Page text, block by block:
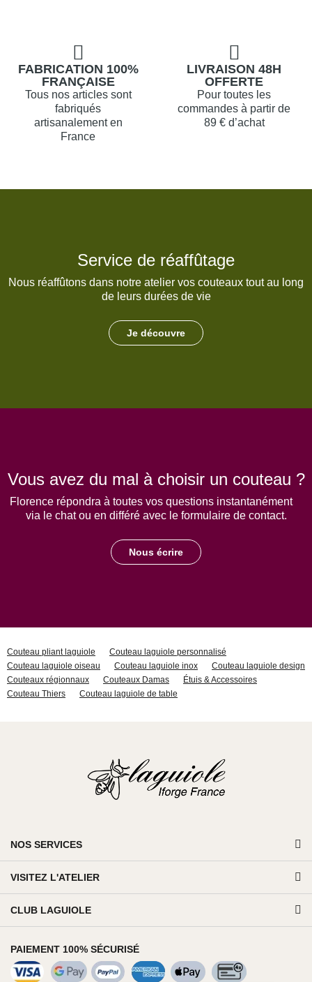
FABRICATION 100%
FRANÇAISE
Tous nos articles sont
fabriqués
artisanalement en
France
LIVRAISON 48H
OFFERTE
Pour toutes les
commandes à partir de
89 € d’achat
Service de réaffûtage
Nous réaffûtons dans notre atelier vos couteaux tout au long
de leurs durées de vie
Je découvre
Vous avez du mal à choisir un couteau ?
Florence répondra à toutes vos questions instantanément
via le chat ou en différé avec le formulaire de contact.
Nous écrire
Couteau pliant laguiole
Couteau laguiole personnalisé
Couteau laguiole oiseau
Couteau laguiole inox
Couteau laguiole design
Couteaux régionnaux
Couteaux Damas
Étuis & Accessoires
Couteau Thiers
Couteau laguiole de table
NOS SERVICES
VISITEZ L'ATELIER
CLUB LAGUIOLE
PAIEMENT 100% SÉCURISÉ